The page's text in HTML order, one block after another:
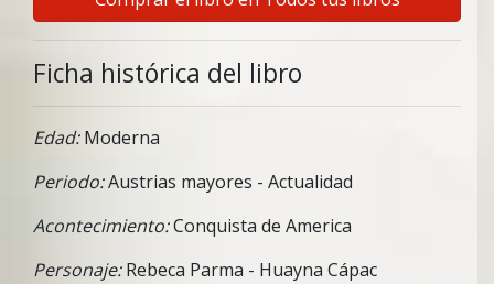
Ficha histórica del libro
Edad:Moderna
Periodo:Austrias mayores - Actualidad
Acontecimiento:Conquista de America
Personaje:Rebeca Parma - Huayna Cápac